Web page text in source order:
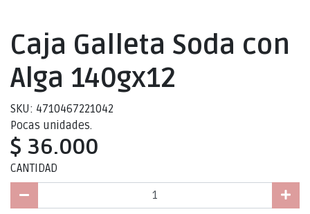
Caja Galleta Soda con
Alga 140gx12
SKU: 4710467221042
Pocas unidades.
$ 36.000
CANTIDAD